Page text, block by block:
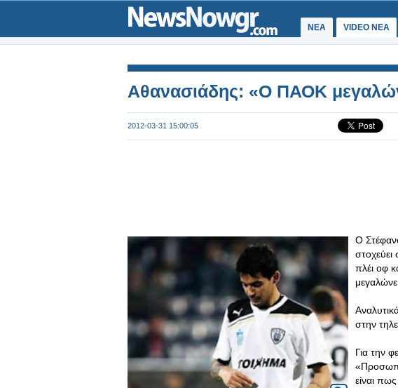
ΝΕΑ VIDEO NEA
Αθανασιάδης: «Ο ΠΑΟΚ
2012-03-31 15:00:05
Ο
πλέι οφ
στην
Για την
είναι